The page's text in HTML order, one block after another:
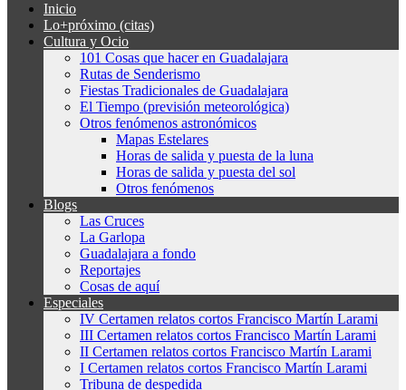
Inicio
Lo+próximo (citas)
Cultura y Ocio
101 Cosas que hacer en Guadalajara
Rutas de Senderismo
Fiestas Tradicionales de Guadalajara
El Tiempo (previsión meteorológica)
Otros fenómenos astronómicos
Mapas Estelares
Horas de salida y puesta de la luna
Horas de salida y puesta del sol
Otros fenómenos
Blogs
Las Cruces
La Garlopa
Guadalajara a fondo
Reportajes
Cosas de aquí
Especiales
IV Certamen relatos cortos Francisco Martín Larami
III Certamen relatos cortos Francisco Martín Larami
II Certamen relatos cortos Francisco Martín Larami
I Certamen relatos cortos Francisco Martín Larami
Tribuna de despedida